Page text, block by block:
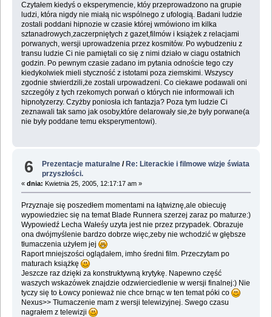
Czytałem kiedyś o eksperymencie, któy przeprowadzono na grupie
ludzi, która nigdy nie miałą nic wspólnego z ufologią. Badani ludzie
zostali poddani hipnozie w czasie której wmówiono im kilka
sztanadrowych,zaczerpniętych z gazet,filmów i książek z relacjami
porwanych, wersji uprowadzenia przez kosmitów. Po wybudzeniu z
transu ludzie Ci nie pamiętali co się z nimi działo w ciagu ostatnich
godzin. Po pewnym czasie zadano im pytania odnoście tego czy
kiedykolwiek mieli styczność z istotami poza ziemskimi. Wszyscy
zgodnie stwierdzili,że zostali urpowadzeni. Co ciekawe podawali oni
szczegóły z tych rzekomych porwań o których nie informowali ich
hipnotyzerzy. Czyżby poniosła ich fantazja? Poza tym ludzie Ci
zeznawali tak samo jak osoby,które delarowały sie,że były porwane(a
nie były poddane temu eksperymentowi).
6 Prezentacje maturalne /Re: Literackie i filmowe wizje świata
przyszłości.
« dnia: Kwietnia 25, 2005, 12:17:17 am »
Przyznaje się poszedłem momentami na łątwiznę,ale obiecuję
wypowiedziec się na temat Blade Runnera szerzej zaraz po maturze:)
Wypowiedź Lecha Wałeśy uzyta jest nie przez przypadek. Obrazuje
ona dwójmyślenie bardzo dobrze więc,zeby nie wchodzić w głębsze
tłumaczenia użyłem jej
Raport mniejszości oglądałem, imho średni film. Przeczytam po
maturach książkę
Jeszcze raz dzięki za konstruktywną krytykę. Napewno część
waszych wskazówek znajdzie odzwierciedlenie w wersji finalnej:) Nie
tyczy się to Łowcy ponieważ nie chce brnąc w ten temat póki co
Nexus>> Tłumaczenie mam z wersji telewizyjnej. Swego czasu
nagrałem z telewizji